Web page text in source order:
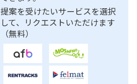
提案を受けたいサービスを選択
して、リクエストいただけます
（無料）